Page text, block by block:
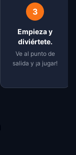
3
Empieza y
diviértete.
Ve al punto de
salida y ¡a jugar!